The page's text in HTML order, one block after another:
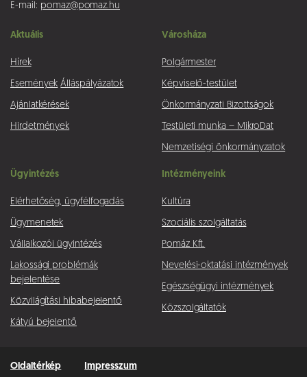
E-mail: pomaz@pomaz.hu
Aktuális
Hírek
Események Álláspályázatok
Ajánlatkérések
Hirdetmények
Városháza
Polgármester
Képviselő-testület
Önkormányzati Bizottságok
Testületi munka – MikroDat
Nemzetiségi önkormányzatok
Ügyintézés
Elérhetőség, ügyfélfogadás
Ügymenetek
Vállalkozói ügyintézés
Lakossági problémák
bejelentése
Közvilágítási hibabejelentő
Kátyú bejelentő
Intézményeink
Kultúra
Szociális szolgáltatás
Pomáz Kft.
Nevelési-oktatási intézmények
Egészségügyi intézmények
Közszolgáltatók
Oldaltérkép Impresszum